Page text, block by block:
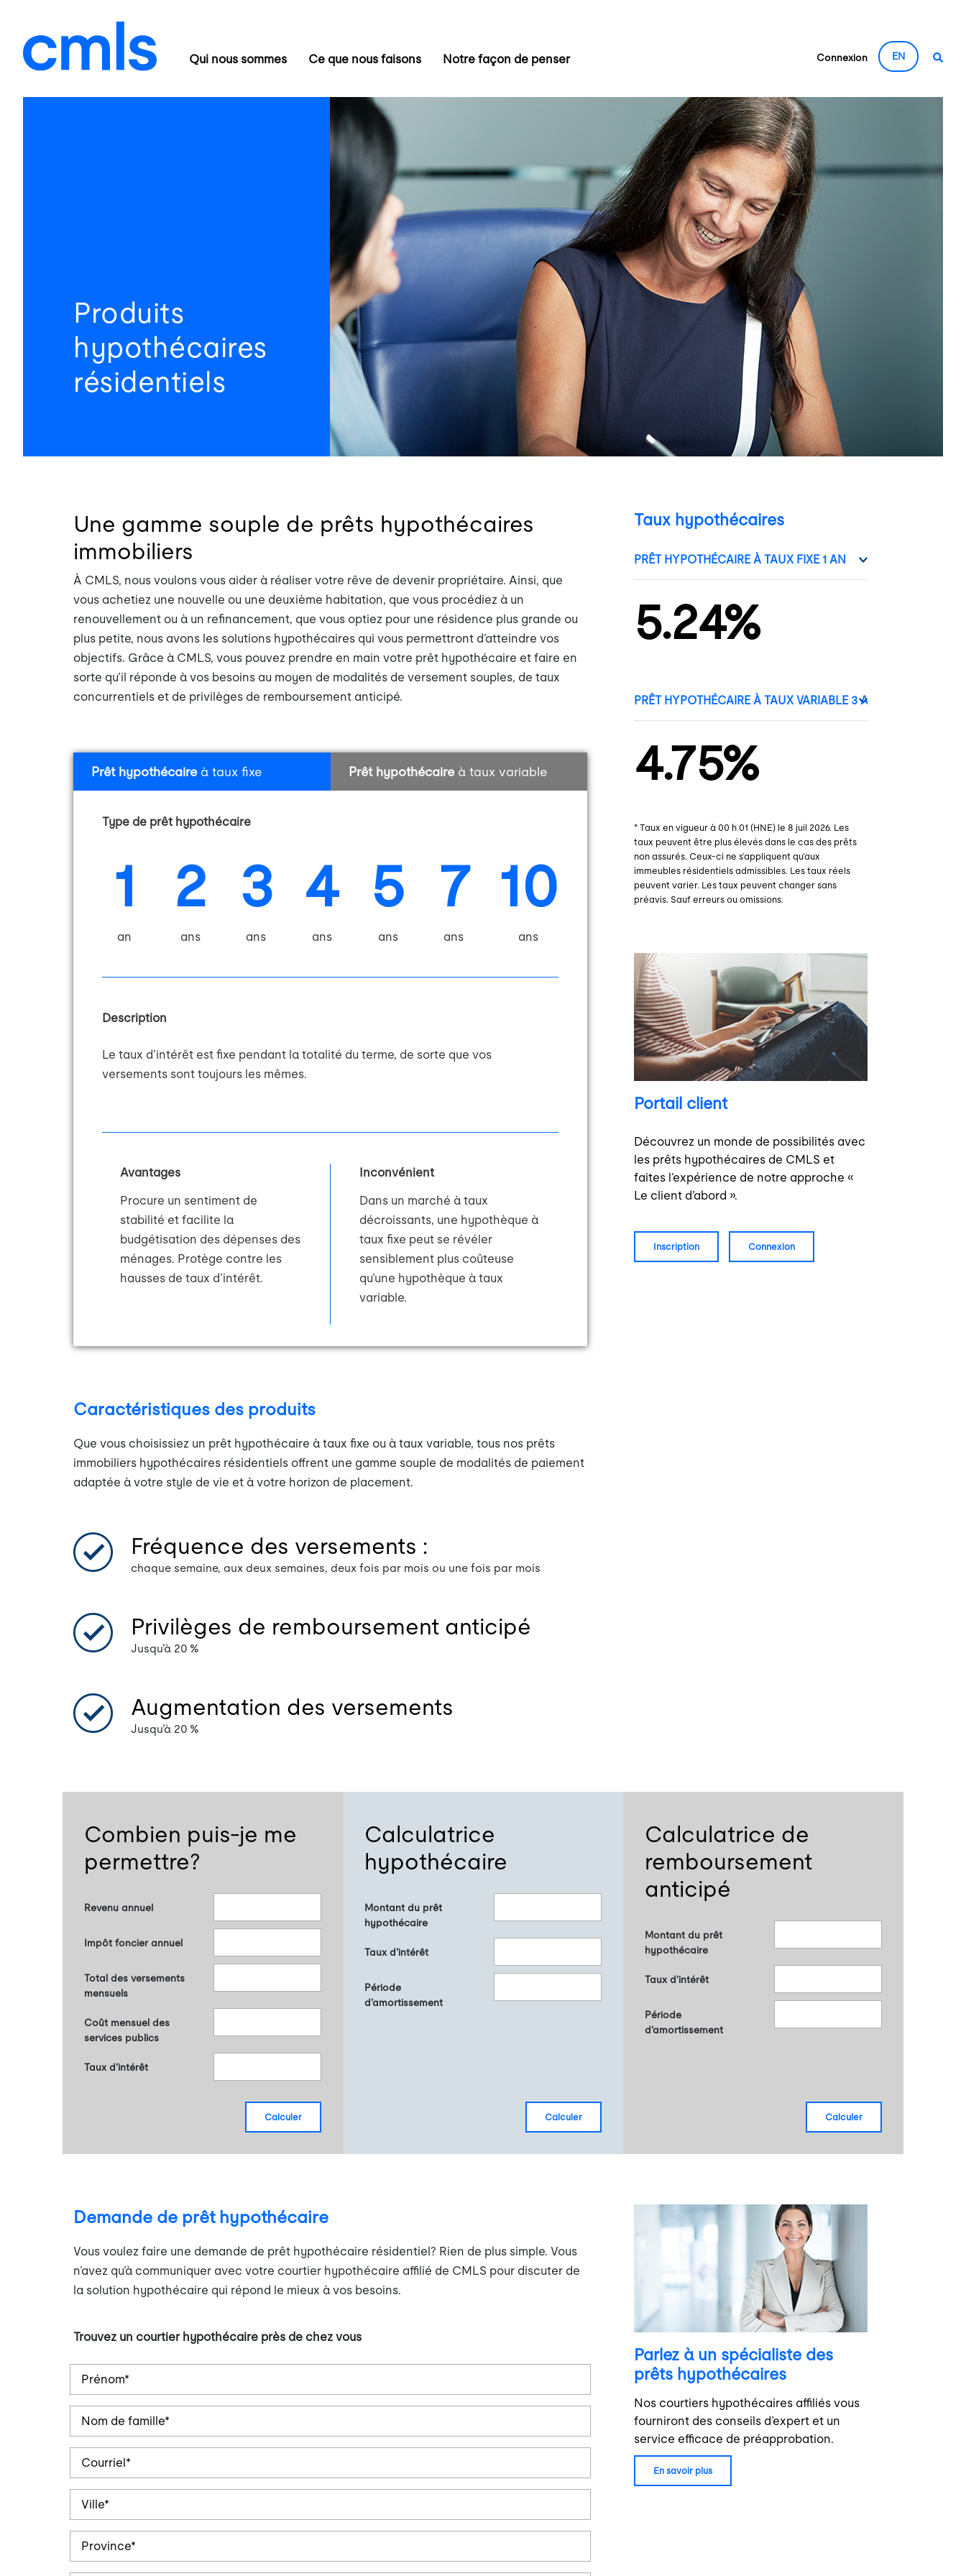
Qui nous sommes Ce que nous faisons Notre façon de penser Connexion EN
Produits
hypothécaires
résidentiels
Une gamme souple de prêts hypothécaires
immobiliers
À CMLS, nous voulons vous aider à réaliser votre rêve de devenir propriétaire. Ainsi, que
vous achetiez une nouvelle ou une deuxième habitation, que vous procédiez à un
renouvellement ou à un refinancement, que vous optiez pour une résidence plus grande ou
plus petite, nous avons les solutions hypothécaires qui vous permettront d’atteindre vos
objectifs. Grâce à CMLS, vous pouvez prendre en main votre prêt hypothécaire et faire en
sorte qu’il réponde à vos besoins au moyen de modalités de versement souples, de taux
concurrentiels et de privilèges de remboursement anticipé.
Prêt hypothécaireà taux fixe Prêt hypothécaire à taux variable
Type de prêt hypothécaire
1
an
2
ans
3
ans
4
ans
5
ans
7
ans
10
ans
Description
Le taux d’intérêt est fixe pendant la totalité du terme, de sorte que vos
versements sont toujours les mêmes.
Avantages
Procure un sentiment de
stabilité et facilite la
budgétisation des dépenses des
ménages. Protège contre les
hausses de taux d’intérêt.
Inconvénient
Dans un marché à taux
décroissants, une hypothèque à
taux fixe peut se révéler
sensiblement plus coûteuse
qu’une hypothèque à taux
variable.
Caractéristiques des produits
Que vous choisissiez un prêt hypothécaire à taux fixe ou à taux variable, tous nos prêts
immobiliers hypothécaires résidentiels offrent une gamme souple de modalités de paiement
adaptée à votre style de vie et à votre horizon de placement.
Fréquence des versements :
chaque semaine, aux deux semaines, deux fois par mois ou une fois par mois
Privilèges de remboursement anticipé
Jusqu’à 20 %
Augmentation des versements
Jusqu’à 20 %
Taux hypothécaires
5.24%
4.75%
* Taux en vigueur à 00 h 01 (HNE) le 8 juil 2026. Les
taux peuvent être plus élevés dans le cas des prêts
non assurés. Ceux-ci ne s’appliquent qu’aux
immeubles résidentiels admissibles. Les taux réels
peuvent varier. Les taux peuvent changer sans
préavis. Sauf erreurs ou omissions.
Portail client
Découvrez un monde de possibilités avec
les prêts hypothécaires de CMLS et
faites l’expérience de notre approche «
Le client d’abord ».
inscription connexion
Combien puis-je me
permettre?
Revenu annuel
Impôt foncier annuel
Total des versements
mensuels
Coût mensuel des
services publics
Taux d’intérêt
calculer
Calculatrice
hypothécaire
Montant du prêt
hypothécaire
Taux d’intérêt
Période
d’amortissement
calculer
Calculatrice de
remboursement
anticipé
Montant du prêt
hypothécaire
Taux d’intérêt
Période
d’amortissement
calculer
Demande de prêt hypothécaire
Vous voulez faire une demande de prêt hypothécaire résidentiel? Rien de plus simple. Vous
n’avez qu’à communiquer avec votre courtier hypothécaire affilié de CMLS pour discuter de
la solution hypothécaire qui répond le mieux à vos besoins.
Trouvez un courtier hypothécaire près de chez vous
Prénom
Nom
Courriel
Ville
Province
Parlez à un spécialiste des
prêts hypothécaires
Nos courtiers hypothécaires affiliés vous
fourniront des conseils d’expert et un
service efficace de préapprobation.
en savoir plus